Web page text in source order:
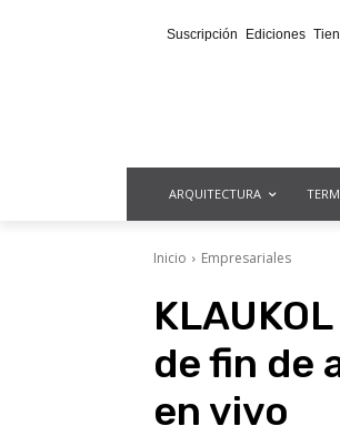
Suscripción Ediciones
ARQUITECTURA
Inicio Empresariales
de fin de
en vivo